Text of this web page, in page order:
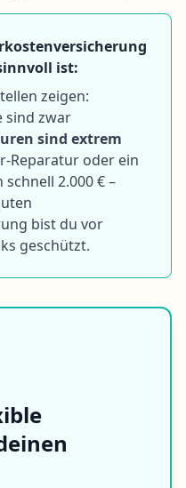
ist:
zeigen:
sind zwar
sind extrem
Reparatur oder ein
2.000 € –
bist du vor
geschützt.